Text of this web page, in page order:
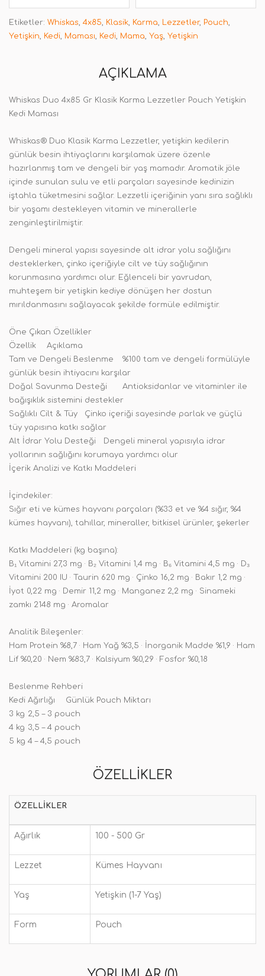
Etiketler: Whiskas, 4x85, Klasik, Karma, Lezzetler, Pouch,
Yetişkin, Kedi, Maması, Kedi, Mama, Yaş, Yetişkin
AÇIKLAMA
Whiskas Duo 4x85 Gr Klasik Karma Lezzetler Pouch Yetişkin
Kedi Maması
Whiskas® Duo Klasik Karma Lezzetler, yetişkin kedilerin
günlük besin ihtiyaçlarını karşılamak üzere özenle
hazırlanmış tam ve dengeli bir yaş mamadır. Aromatik jöle
içinde sunulan sulu ve etli parçaları sayesinde kedinizin
iştahla tüketmesini sağlar. Lezzetli içeriğinin yanı sıra sağlıklı
bir yaşamı destekleyen vitamin ve minerallerle
zenginleştirilmiştir.
Dengeli mineral yapısı sayesinde alt idrar yolu sağlığını
desteklerken, çinko içeriğiyle cilt ve tüy sağlığının
korunmasına yardımcı olur. Eğlenceli bir yavrudan,
muhteşem bir yetişkin kediye dönüşen her dostun
mırıldanmasını sağlayacak şekilde formüle edilmiştir.
Öne Çıkan Özellikler
Özellik
Açıklama
Tam ve Dengeli Beslenme
%100 tam ve dengeli formülüyle
günlük besin ihtiyacını karşılar
Doğal Savunma Desteği
Antioksidanlar ve vitaminler ile
bağışıklık sistemini destekler
Sağlıklı Cilt & Tüy
Çinko içeriği sayesinde parlak ve güçlü
tüy yapısına katkı sağlar
Alt İdrar Yolu Desteği
Dengeli mineral yapısıyla idrar
yollarının sağlığını korumaya yardımcı olur
İçerik Analizi ve Katkı Maddeleri
İçindekiler:
Sığır eti ve kümes hayvanı parçaları (%33 et ve %4 sığır, %4
kümes hayvanı), tahıllar, mineraller, bitkisel ürünler, şekerler
Katkı Maddeleri (kg başına):
B₁ Vitamini 27,3 mg · B₂ Vitamini 1,4 mg · B₆ Vitamini 4,5 mg · D₃
Vitamini 200 IU · Taurin 620 mg · Çinko 16,2 mg · Bakır 1,2 mg ·
İyot 0,22 mg · Demir 11,2 mg · Manganez 2,2 mg · Sinameki
zamkı 2148 mg · Aromalar
Analitik Bileşenler:
Ham Protein %8,7 · Ham Yağ %3,5 · İnorganik Madde %1,9 · Ham
Lif %0,20 · Nem %83,7 · Kalsiyum %0,29 · Fosfor %0,18
Beslenme Rehberi
Kedi Ağırlığı
Günlük Pouch Miktarı
3 kg 2,5 – 3 pouch
4 kg 3,5 – 4 pouch
5 kg 4 – 4,5 pouch
ÖZELLIKLER
ÖZELLIKLER
Ağırlık 100 - 500 Gr
Lezzet Kümes Hayvanı
Yaş Yetişkin (1-7 Yaş)
Form Pouch